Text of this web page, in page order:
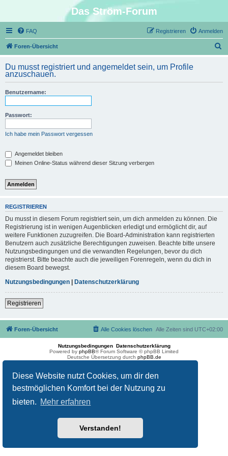
Diese Website nutzt Cookies, um dir den
bestmöglichen Komfort bei der Nutzung zu
bieten. Mehr erfahren
Verstanden!
Das Ström-Forum
FAQ Anmelden
Registrieren
Foren-Übersicht
h
Du musst registriert und angemeldet sein, um Profile
anzuschauen.
Benutzername:
Passwort:
Ich habe mein Passwort vergessen
Angemeldet bleiben
Meinen Online-Status während dieser Sitzung verbergen
REGISTRIEREN
Du musst in diesem Forum registriert sein, um dich anmelden zu können. Die
Registrierung ist in wenigen Augenblicken erledigt und ermöglicht dir, auf
weitere Funktionen zuzugreifen. Die Board-Administration kann registrierten
Benutzern auch zusätzliche Berechtigungen zuweisen. Beachte bitte unsere
Nutzungsbedingungen und die verwandten Regelungen, bevor du dich
registrierst. Bitte beachte auch die jeweiligen Forenregeln, wenn du dich in
diesem Board bewegst.
Nutzungsbedingungen | Datenschutzerklärung
Registrieren
Foren-Übersicht Alle Zeiten sind UTC+02:00
Alle Cookies löschen
Nutzungsbedingungen Datenschutzerklärung
Powered by phpBB® Forum Software © phpBB Limited
Deutsche Übersetzung durch phpBB.de